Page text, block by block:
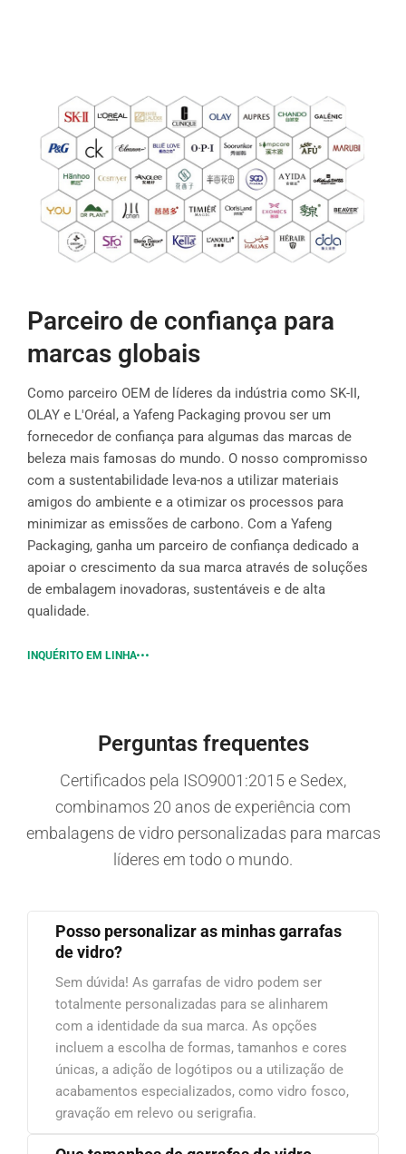
Parceiro de confiança para
marcas globais
Como parceiro OEM de líderes da indústria como SK-II,
OLAY e L'Oréal, a Yafeng Packaging provou ser um
fornecedor de confiança para algumas das marcas de
beleza mais famosas do mundo. O nosso compromisso
com a sustentabilidade leva-nos a utilizar materiais
amigos do ambiente e a otimizar os processos para
minimizar as emissões de carbono. Com a Yafeng
Packaging, ganha um parceiro de confiança dedicado a
apoiar o crescimento da sua marca através de soluções
de embalagem inovadoras, sustentáveis e de alta
qualidade.
INQUÉRITO EM LINHA
Perguntas frequentes
Certificados pela ISO9001:2015 e Sedex,
combinamos 20 anos de experiência com
embalagens de vidro personalizadas para marcas
líderes em todo o mundo.
Posso personalizar as minhas garrafas
de vidro?
Sem dúvida! As garrafas de vidro podem ser
totalmente personalizadas para se alinharem
com a identidade da sua marca. As opções
incluem a escolha de formas, tamanhos e cores
únicas, a adição de logótipos ou a utilização de
acabamentos especializados, como vidro fosco,
gravação em relevo ou serigrafia.